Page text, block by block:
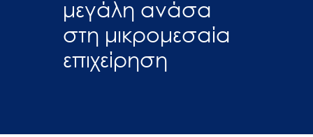
μεγάλη ανάσα
στη μικρομεσαία
επιχείρηση